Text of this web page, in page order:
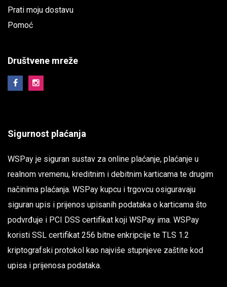
Prati moju dostavu
Pomoć
Društvene mreže
Sigurnost plaćanja
WSPay je siguran sustav za online plaćanje, plaćanje u
realnom vremenu, kreditnim i debitnim karticama te drugim
načinima plaćanja. WSPay kupcu i trgovcu osiguravaju
siguran upis i prijenos upisanih podataka o karticama što
podvrđuje i PCI DSS certifikat koji WSPay ima. WSPay
koristi SSL certifikat 256 bitne enkripcije te TLS 1.2
kriptografski protokol kao najviše stupnjeve zaštite kod
upisa i prijenosa podataka.